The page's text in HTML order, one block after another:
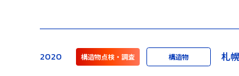
2020 構造物点検・調査 構造物 札